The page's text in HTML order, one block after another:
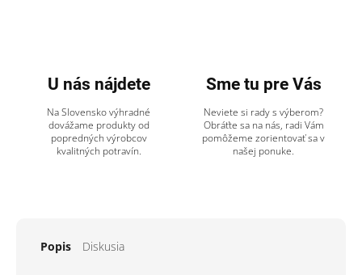
U nás nájdete
Na Slovensko výhradné
dovážame produkty od
popredných výrobcov
kvalitných potravín.
Sme tu pre Vás
Neviete si rady s výberom?
Obráťte sa na nás, radi Vám
pomôžeme zorientovať sa v
našej ponuke.
Popis Diskusia